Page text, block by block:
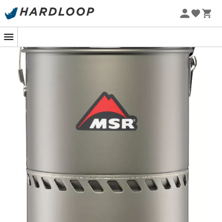
Zomeraanbiedingen 🔥 -5% EXTRA vanaf 2 producten* met
Ongeëvenaarde kooktijd: beter presterend dan de
concurrentie in uitgebreide laboratoriumtests—
omstandigheden
Ongeëvenaarde windbescherming: de
warmtewisselaar omringt de stralingsbrander
volledig, waardoor de effecten van wind vrijwel
worden geëlimineerd voor opmerkelijke kooktijden
en brandstofbesparing
Maximale efficiëntie: de stralingsbrander (octrooi
drukregelaar zorgen voor de beste
brandstofefficiëntie in zijn klasse onder alle
omstandigheden
Compact: alle systemen zijn zelfvoorzienend, de